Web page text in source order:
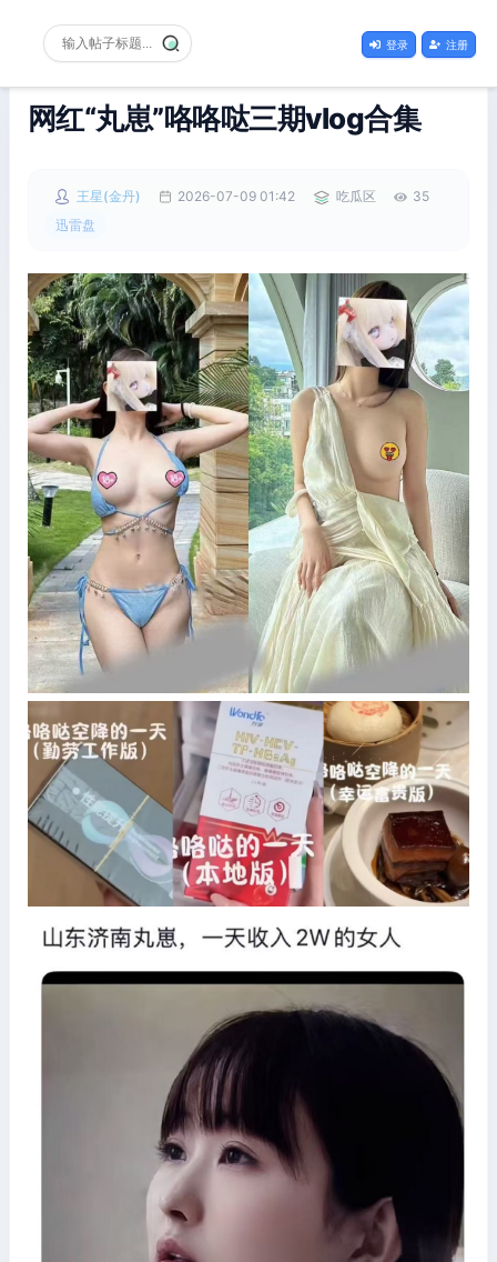
登录 注册
网红“丸崽”咯咯哒三期vlog合集
王星(金丹) 2026-07-09 01:42 吃瓜区
35
迅雷盘